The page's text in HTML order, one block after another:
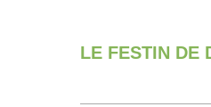
LE FESTIN DE